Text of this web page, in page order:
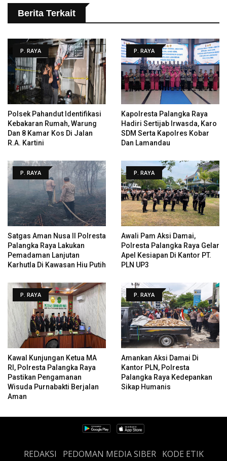
Berita Terkait
P. RAYA
Polsek Pahandut Identifikasi
Kebakaran Rumah, Warung
Dan 8 Kamar Kos Di Jalan
R.A. Kartini
P. RAYA
Kapolresta Palangka Raya
Hadiri Sertijab Irwasda, Karo
SDM Serta Kapolres Kobar
Dan Lamandau
P. RAYA
Satgas Aman Nusa II Polresta
Palangka Raya Lakukan
Pemadaman Lanjutan
Karhutla Di Kawasan Hiu Putih
P. RAYA
Awali Pam Aksi Damai,
Polresta Palangka Raya Gelar
Apel Kesiapan Di Kantor PT.
PLN UP3
P. RAYA
Kawal Kunjungan Ketua MA
RI, Polresta Palangka Raya
Pastikan Pengamanan
Wisuda Purnabakti Berjalan
Aman
P. RAYA
Amankan Aksi Damai Di
Kantor PLN, Polresta
Palangka Raya Kedepankan
Sikap Humanis
REDAKSI PEDOMAN MEDIA SIBER
KODE ETIK